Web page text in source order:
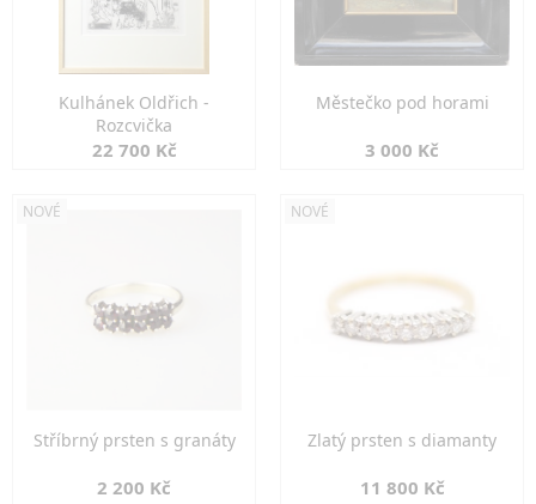
Kulhánek Oldřich -
Rozcvička
22 700 Kč
Městečko pod horami
3 000 Kč
NOVÉ
Stříbrný prsten s granáty
2 200 Kč
NOVÉ
Zlatý prsten s diamanty
11 800 Kč